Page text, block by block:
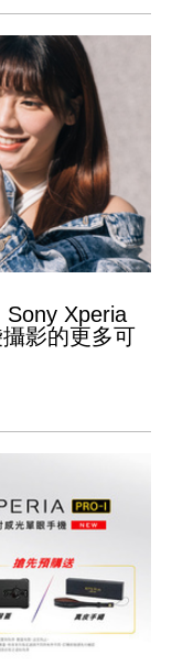
Sony Xperia
影的更多可